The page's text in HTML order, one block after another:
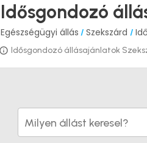
Idősgondozó
Egészségügyi állás / Szekszárd /
Idősgondozó állásajánlatok